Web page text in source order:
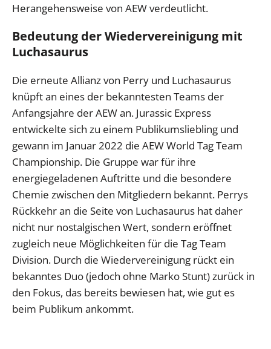
Herangehensweise von AEW verdeutlicht.
Bedeutung der Wiedervereinigung mit
Luchasaurus
Die erneute Allianz von Perry und Luchasaurus
knüpft an eines der bekanntesten Teams der
Anfangsjahre der AEW an. Jurassic Express
entwickelte sich zu einem Publikumsliebling und
gewann im Januar 2022 die AEW World Tag Team
Championship. Die Gruppe war für ihre
energiegeladenen Auftritte und die besondere
Chemie zwischen den Mitgliedern bekannt. Perrys
Rückkehr an die Seite von Luchasaurus hat daher
nicht nur nostalgischen Wert, sondern eröffnet
zugleich neue Möglichkeiten für die Tag Team
Division. Durch die Wiedervereinigung rückt ein
bekanntes Duo (jedoch ohne Marko Stunt) zurück in
den Fokus, das bereits bewiesen hat, wie gut es
beim Publikum ankommt.